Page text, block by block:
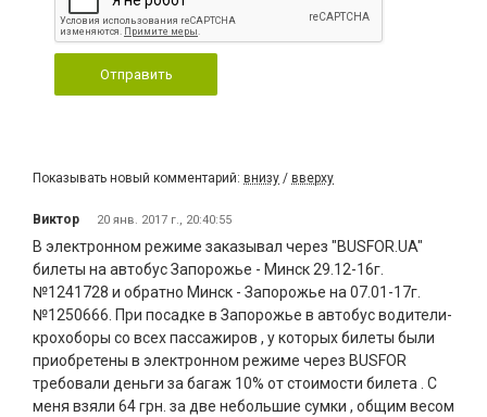
Отправить
Показывать новый комментарий: внизу / вверху
Виктор 20 янв. 2017 г., 20:40:55
В электронном режиме заказывал через "BUSFOR.UA"
билеты на автобус Запорожье - Минск 29.12-16г.
№1241728 и обратно Минск - Запорожье на 07.01-17г.
№1250666. При посадке в Запорожье в автобус водители-
крохоборы со всех пассажиров , у которых билеты были
приобретены в электронном режиме через BUSFOR
требовали деньги за багаж 10% от стоимости билета . С
меня взяли 64 грн. за две небольшие сумки , общим весом